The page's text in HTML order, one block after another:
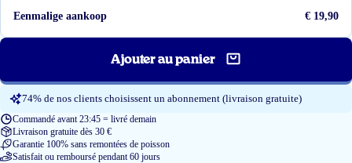
Eenmalige aankoop
€ 19,90
Ajouter au panier
74% de nos clients choisissent un abonnement (livraison gratuite)
Commandé avant 23:45 = livré demain
Livraison gratuite dès 30 €
Garantie 100% sans remontées de poisson
Satisfait ou remboursé pendant 60 jours